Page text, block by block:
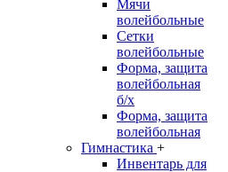
Мячи
волейбольные
Сетки
волейбольные
Форма, защита
волейбольная
б/х
Форма, защита
волейбольная
Гимнастика +
Инвентарь для